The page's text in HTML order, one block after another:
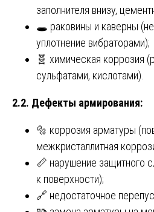
заполнителя внизу,
🕳️ раковины и каверны
уплотнение вибраторами);
🧬 химическая коррозия
сульфатами, кислотами).
2.2. Дефекты армирования:
🔩 коррозия арматуры
межкристаллитная
📏 нарушение защитного
к поверхности);
🔗 недостаточное